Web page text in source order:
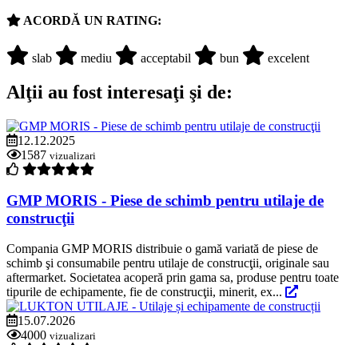
ACORDĂ UN RATING:
slab mediu acceptabil bun excelent
Alţii au fost interesaţi şi de:
12.12.2025
1587 vizualizari
GMP MORIS - Piese de schimb pentru utilaje de
construcţii
Compania GMP MORIS distribuie o gamă variată de piese de
schimb şi consumabile pentru utilaje de construcţii, originale sau
aftermarket. Societatea acoperă prin gama sa, produse pentru toate
tipurile de echipamente, fie de construcţii, minerit, ex...
15.07.2026
4000 vizualizari